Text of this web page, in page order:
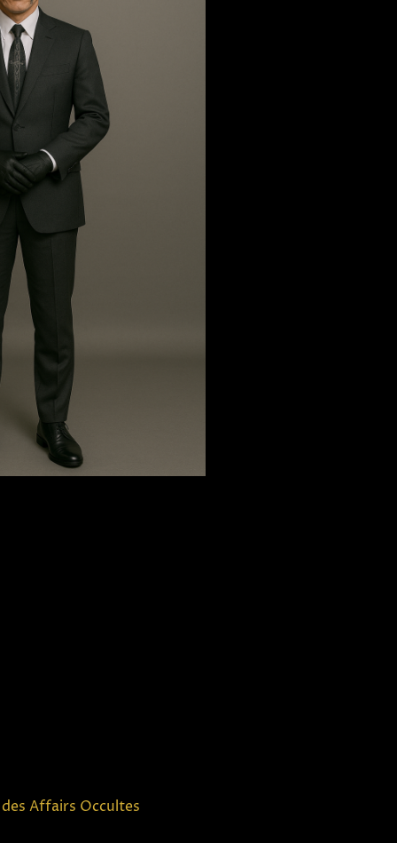
Affairs Occultes